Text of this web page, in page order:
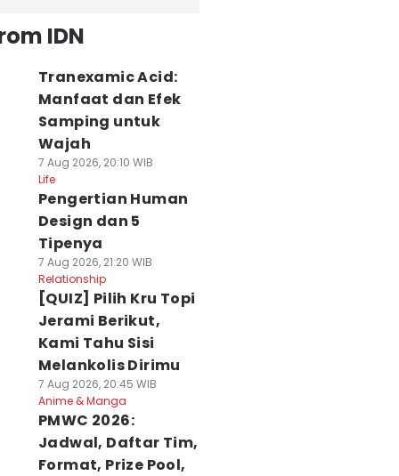
IDN
Tranexamic Acid:
Manfaat dan Efek
Samping untuk
Wajah
7 Aug 2026, 20:10 WIB
Life
Pengertian Human
Design dan 5
Tipenya
7 Aug 2026, 21:20 WIB
Relationship
[QUIZ] Pilih Kru Topi
Jerami Berikut,
Kami Tahu Sisi
Melankolis Dirimu
7 Aug 2026, 20:45 WIB
Anime & Manga
PMWC 2026:
Jadwal, Daftar Tim,
Format, Prize Pool,